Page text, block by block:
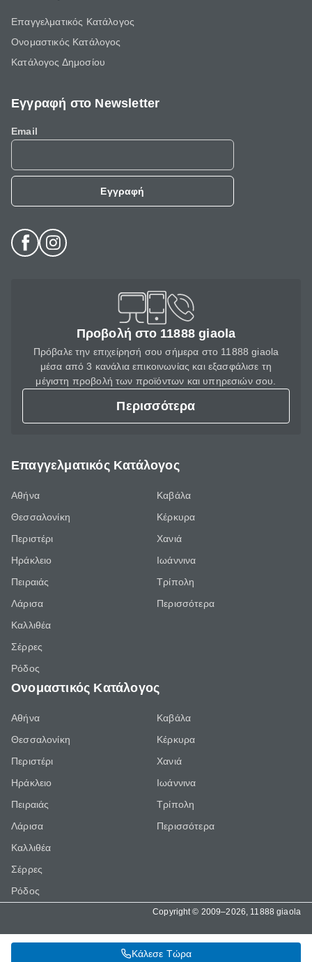
Κάλεσε Τώρα
Επαγγελματικός Κατάλογος
Ονομαστικός Κατάλογος
Κατάλογος Δημοσίου
Εγγραφή στο Newsletter
Email
Εγγραφή
Προβολή στο 11888 giaola
Πρόβαλε την επιχείρησή σου σήμερα στο 11888 giaola
μέσα από 3 κανάλια επικοινωνίας και εξασφάλισε τη
μέγιστη προβολή των προϊόντων και υπηρεσιών σου.
Περισσότερα
Επαγγελματικός Κατάλογος
Αθήνα
Θεσσαλονίκη
Περιστέρι
Ηράκλειο
Πειραιάς
Λάρισα
Καλλιθέα
Σέρρες
Ρόδος
Καβάλα
Κέρκυρα
Χανιά
Ιωάννινα
Τρίπολη
Περισσότερα
Ονομαστικός Κατάλογος
Αθήνα
Θεσσαλονίκη
Περιστέρι
Ηράκλειο
Πειραιάς
Λάρισα
Καλλιθέα
Σέρρες
Ρόδος
Καβάλα
Κέρκυρα
Χανιά
Ιωάννινα
Τρίπολη
Περισσότερα
Copyright © 2009–2026, 11888 giaola